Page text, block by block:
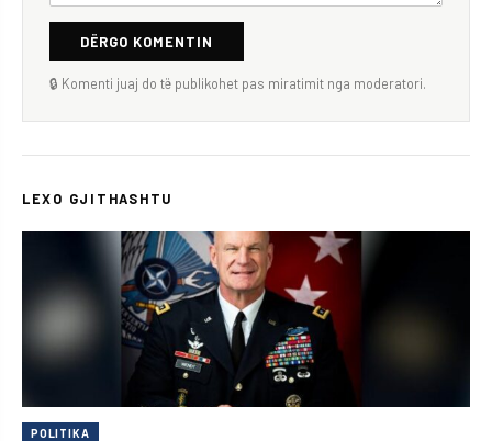
DËRGO KOMENTIN
🔒 Komenti juaj do të publikohet pas miratimit nga moderatori.
LEXO GJITHASHTU
POLITIKA